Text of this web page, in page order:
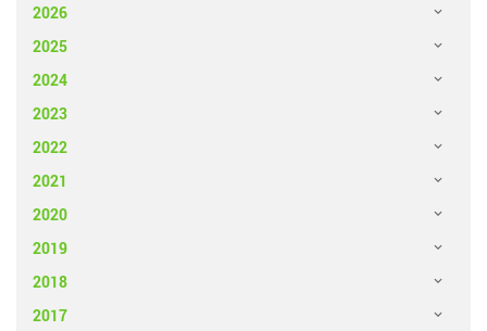
2026
2025
2024
2023
2022
2021
2020
2019
2018
2017